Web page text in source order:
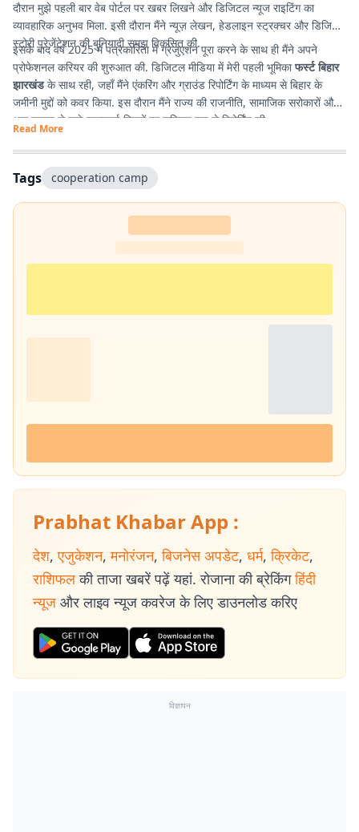
दौरान मुझे पहली बार वेब पोर्टल पर खबर लिखने और डिजिटल न्यूज राइटिंग का
व्यावहारिक अनुभव मिला. इसी दौरान मैंने न्यूज़ लेखन, हेडलाइन स्ट्रक्चर और डिजिटल
स्टोरी प्रेजेंटेशन की बुनियादी समझ विकसित की.
इसके बाद वर्ष 2025 में पत्रकारिता में ग्रेजुएशन पूरा करने के साथ ही मैंने अपने
प्रोफेशनल करियर की शुरुआत की. डिजिटल मीडिया में मेरी पहली भूमिकाफर्स्ट बिहार
झारखंडके साथ रही, जहाँ मैंने एंकरिंग और ग्राउंड रिपोर्टिंग के माध्यम से बिहार के
जमीनी मुद्दों को कवर किया. इस दौरान मैंने राज्य की राजनीति, सामाजिक सरोकारों और
आम जनता से जुड़े महत्वपूर्ण विषयों पर सक्रिय रूप से रिपोर्टिंग की.
Read More
Tags cooperation camp
Prabhat Khabar App :
देश, एजुकेशन, मनोरंजन, बिजनेस अपडेट, धर्म, क्रिकेट,
राशिफल की ताजा खबरें पढ़ें यहां. रोजाना की ब्रेकिंग हिंदी
न्यूज और लाइव न्यूज कवरेज के लिए डाउनलोड करिए
विज्ञापन